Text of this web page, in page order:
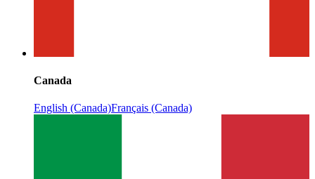
Canada
English (Canada)Français (Canada)